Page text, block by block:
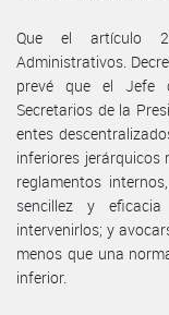
Que el artículo
Administrativos.
prevé que el Jefe
Secretarios de la
entes
inferiores jerárquicos
reglamentos
sencillez y
intervenirlos; y
menos que una
inferior.